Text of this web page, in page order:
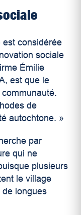
est considérée
sociale
Émilie
est que le
de
autochtone. »
par
qui ne
plusieurs
le village
de longues